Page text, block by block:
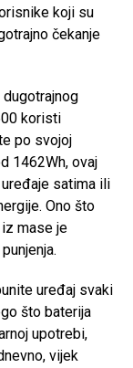
koji su
čekanje
koristi
po svojoj
1462Wh, ovaj
satima ili
Ono što
mase je
uređaj svaki
što baterija
upotrebi,
vijek